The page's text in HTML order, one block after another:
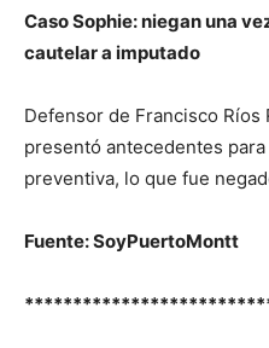
Caso Sophie: niegan una
cautelar a imputado
Defensor de Francisco Ríos
presentó antecedentes
preventiva, lo que fue
Fuente: SoyPuertoMontt